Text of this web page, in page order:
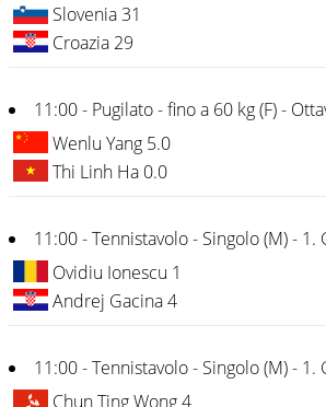
Slovenia 31
Croazia 29
11:00 - Pugilato - fino a 60 kg (F) -
Wenlu Yang 5.0
Thi Linh Ha 0.0
11:00 - Tennistavolo - Singolo (M) - 1.
Ovidiu Ionescu 1
Andrej Gacina 4
11:00 - Tennistavolo - Singolo (M) - 1.
Chun Ting Wong 4